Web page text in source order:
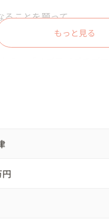
ることを願って
加していただき、サプラ
存知です💕）
、後半で皆さんに事前に
、
ぱりはーちゃん（新婦
もっと見る